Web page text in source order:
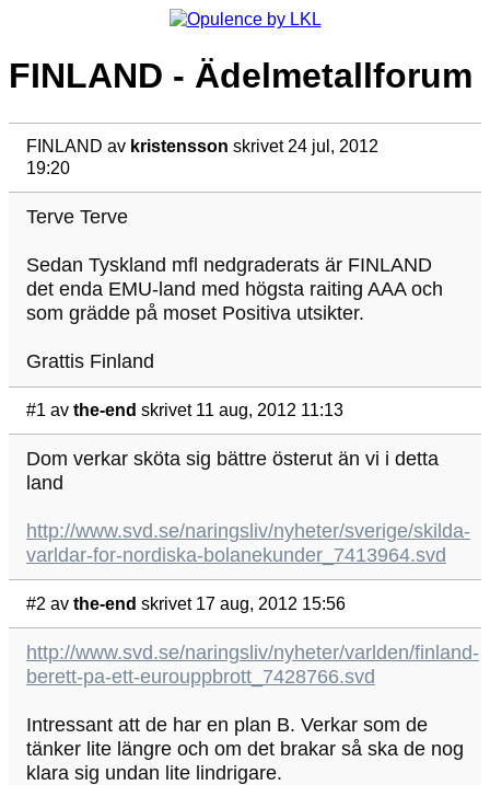
FINLAND - Ädelmetallforum
FINLAND av kristensson skrivet 24 jul, 2012
19:20
Terve Terve
Sedan Tyskland mfl nedgraderats är FINLAND
det enda EMU-land med högsta raiting AAA och
som grädde på moset Positiva utsikter.
Grattis Finland
#1 av the-end skrivet 11 aug, 2012 11:13
Dom verkar sköta sig bättre österut än vi i detta
land
http://www.svd.se/naringsliv/nyheter/sverige/skilda-
varldar-for-nordiska-bolanekunder_7413964.svd
#2 av the-end skrivet 17 aug, 2012 15:56
http://www.svd.se/naringsliv/nyheter/varlden/finland-
berett-pa-ett-eurouppbrott_7428766.svd
Intressant att de har en plan B. Verkar som de
tänker lite längre och om det brakar så ska de nog
klara sig undan lite lindrigare.